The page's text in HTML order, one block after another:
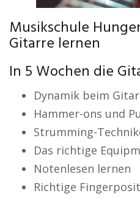
Musikschule
Gitarre lernen
In 5 Wochen die
Dynamik beim
Hammer-ons und
Strumming-
Das richtige
Notenlesen lernen
Richtige